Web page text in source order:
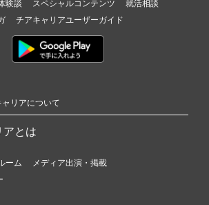
験談 スペシャルコンテンツ
就活相談
チアキャリアユーザーガイド
ャリアについて
アとは
ーム
メディア出演・掲載